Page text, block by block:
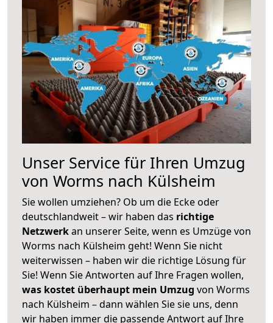
Unser Service für Ihren Umzug
von Worms nach Külsheim
Sie wollen umziehen? Ob um die Ecke oder
deutschlandweit – wir haben das richtige
Netzwerkan unserer Seite, wenn es Umzüge von
Worms nach Külsheim geht! Wenn Sie nicht
weiterwissen – haben wir die richtige Lösung für
Sie! Wenn Sie Antworten auf Ihre Fragen wollen,
was kostet überhaupt mein Umzug von Worms
nach Külsheim – dann wählen Sie sie uns, denn
wir haben immer die passende Antwort auf Ihre